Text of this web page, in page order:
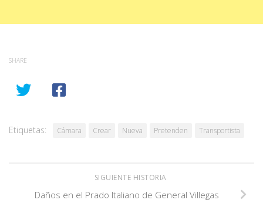
SHARE
Etiquetas: Cámara Crear Nueva Pretenden Transportista
SIGUIENTE HISTORIA
Daños en el Prado Italiano de General Villegas